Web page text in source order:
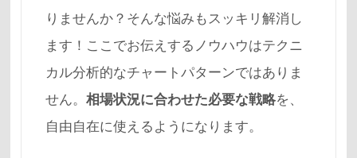
りませんか？そんな悩みもスッキリ解消し
ます！ここでお伝えするノウハウはテクニ
カル分析的なチャートパターンではありま
せん。相場状況に合わせた必要な戦略を、
自由自在に使えるようになります。